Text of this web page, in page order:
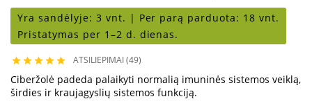
Yra sandėlyje: 3 vnt. | Per parą parduota: 18 vnt.
Pristatymas per 1–2 d. dienas.
     ATSILIEPIMAI (49)
Ciberžolė padeda palaikyti normalią imuninės sistemos veiklą,
širdies ir kraujagyslių sistemos funkciją.